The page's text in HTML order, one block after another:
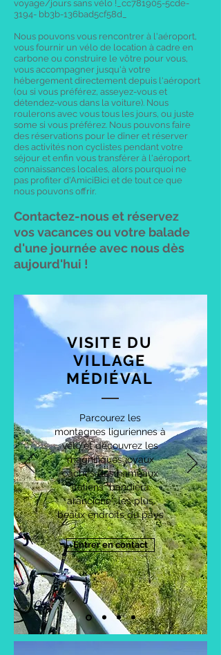
voyage/jours sans vélo !_cc781905-5cde-
3194- bb3b-136bad5cf58d_
Nous pouvons vous rencontrer à l'aéroport,
vous fournir un vélo de location à cadre en
carbone ou construire le vôtre pour vous,
vous accompagner jusqu'à votre
hébergement directement depuis l'aéroport
(ou si vous préférez, asseyez-vous et
détendez-vous dans la voiture). Nous
roulerons avec vous tous les jours, ou juste
some si vous préférez. Nous pouvons faire
des réservations pour le dîner et réserver
des activités non cyclistes pendant votre
séjour et enfin vous transférer à l'aéroport.
connaissances locales, alors pourquoi ne
pas profiter d'AmiciBici et de tout ce que
nous pouvons offrir.
Contactez-nous et réservez
vos vacances ou votre balade
d'une journée avec nous dès
aujourd'hui !
VISITE DU
VILLAGE
MÉDIÉVAL
Parcourez les
montagnes liguriennes à
vélo et découvrez les
magnifiques joyaux
cachés des hameaux
italiens "bandiera
arancione", les plus
beaux endroits du pays
Entrer en contact